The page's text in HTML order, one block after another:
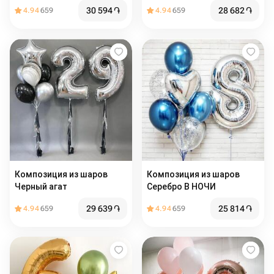
4.94659 30 594֏ 4.94659 28 682֏
Композиция из шаров
Черный агат
4.94659 29 639֏
Композиция из шаров
Серебро В НОЧИ
4.94659 25 814֏